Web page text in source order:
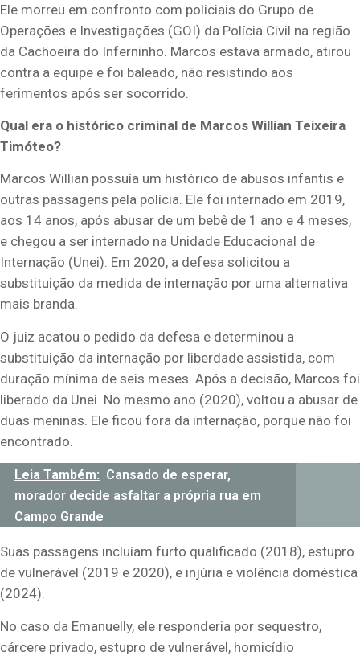
Ele morreu em confronto com policiais do Grupo de
Operações e Investigações (GOI) da Polícia Civil na região
da Cachoeira do Inferninho. Marcos estava armado, atirou
contra a equipe e foi baleado, não resistindo aos
ferimentos após ser socorrido.
Qual era o histórico criminal de Marcos Willian Teixeira
Timóteo?
Marcos Willian possuía um histórico de abusos infantis e
outras passagens pela polícia. Ele foi internado em 2019,
aos 14 anos, após abusar de um bebê de 1 ano e 4 meses,
e chegou a ser internado na Unidade Educacional de
Internação (Unei). Em 2020, a defesa solicitou a
substituição da medida de internação por uma alternativa
mais branda.
O juiz acatou o pedido da defesa e determinou a
substituição da internação por liberdade assistida, com
duração mínima de seis meses. Após a decisão, Marcos foi
liberado da Unei. No mesmo ano (2020), voltou a abusar de
duas meninas. Ele ficou fora da internação, porque não foi
encontrado.
Leia Também: Cansado de esperar,
morador decide asfaltar a própria rua em
Campo Grande
Suas passagens incluíam furto qualificado (2018), estupro
de vulnerável (2019 e 2020), e injúria e violência doméstica
(2024).
No caso da Emanuelly, ele responderia por sequestro,
cárcere privado, estupro de vulnerável, homicídio